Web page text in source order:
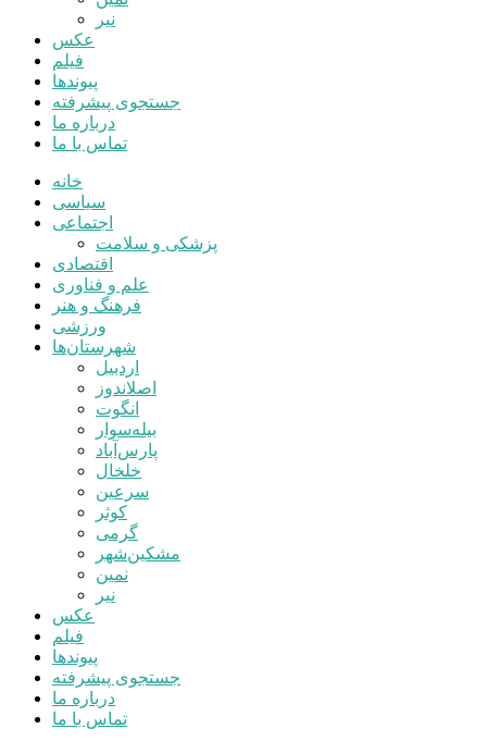
نیر
عکس
فیلم
پیوندها
جستجوی پیشرفته
درباره ما
تماس با ما
خانه
سیاسی
اجتماعی
پزشکی و سلامت
اقتصادی
علم و فناوری
فرهنگ و هنر
ورزشی
شهرستان‌ها
اردبیل
اصلاندوز
انگوت
بیله‌سوار
پارس‌آباد
خلخال
سرعین
کوثر
گرمی
مشکین‌شهر
نمین
نیر
عکس
فیلم
پیوندها
جستجوی پیشرفته
درباره ما
تماس با ما